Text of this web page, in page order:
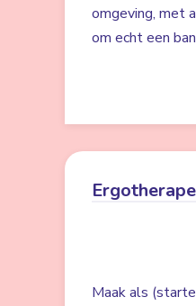
omgeving, met
om echt een
Maak als